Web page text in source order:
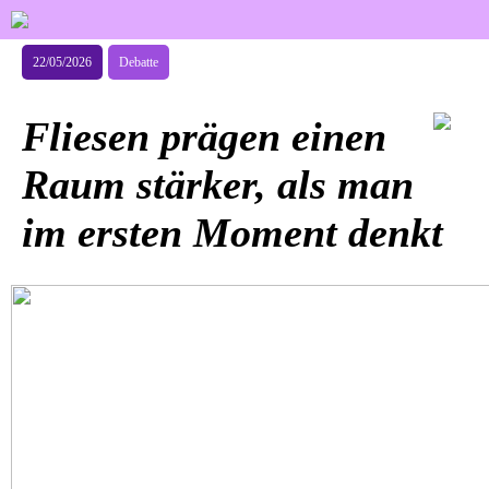
22/05/2026 Debatte
Fliesen prägen einen
Raum stärker, als man
im ersten Moment denkt